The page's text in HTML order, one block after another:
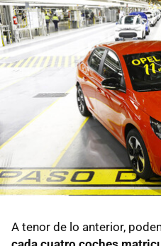
A tenor de lo anterior,